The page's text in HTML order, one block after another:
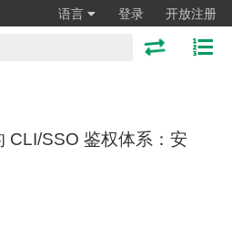
语言 登录 开放注册
CLI/SSO 鉴权体系：安